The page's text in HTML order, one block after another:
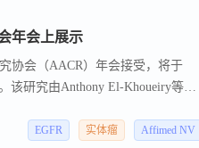
年会上展示
协会（AACR）年会接受，将于
该研究由Anthony El-Khoueiry等人
抗体，由Affimed的ROCK®平台生
EGFR 实体瘤 Affimed NV